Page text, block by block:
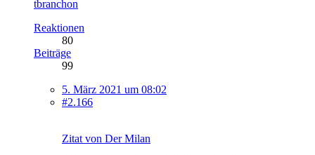
tbranchon
Reaktionen
80
Beiträge
99
5. März 2021 um 08:02
#2.166
Zitat von Der Milan